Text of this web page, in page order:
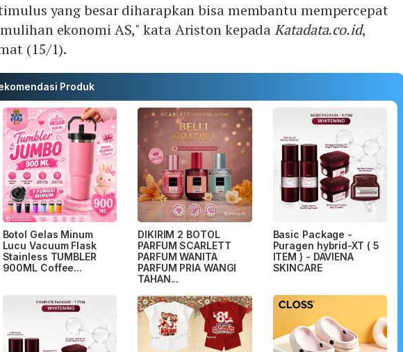
yang besar diharapkan bisa membantu mempercepat
ekonomi AS," kata Ariston kepadaKatadata.co.id,
(15/1).
Produk
Botol Gelas Minum
Lucu Vacuum Flask
Stainless TUMBLER
900ML Coffee...
DIKIRIM 2 BOTOL
PARFUM SCARLETT
PARFUM WANITA
PARFUM PRIA WANGI
TAHAN...
Basic Package -
Puragen hybrid-XT ( 5
ITEM ) - DAVIENA
SKINCARE